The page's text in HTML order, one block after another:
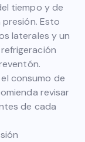
tiempo y de
Esto
laterales y un
consumo de
revisar
de cada